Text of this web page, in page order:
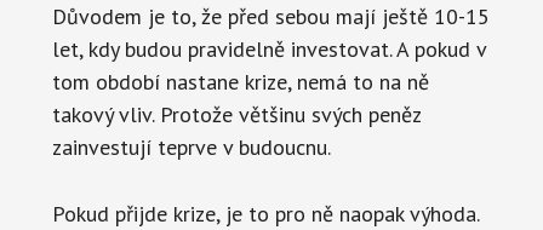
Důvodem je to, že před sebou mají ještě 10-15
let, kdy budou pravidelně investovat. A pokud v
tom období nastane krize, nemá to na ně
takový vliv. Protože většinu svých peněz
zainvestují teprve v budoucnu.
Pokud přijde krize, je to pro ně naopak výhoda.